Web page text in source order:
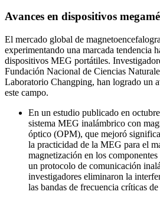
Avances en dispositivos
El mercado global de
experimentando una marcada tendencia
dispositivos MEG portátiles.
Fundación Nacional de Ciencias
Laboratorio Changping, han logrado un
este campo.
En un estudio publicado en
sistema MEG inalámbrico con
óptico (OPM), que mejoró
la practicidad de la MEG para el
magnetización en los
un protocolo de comunicación
investigadores eliminaron la
las bandas de frecuencia críticas